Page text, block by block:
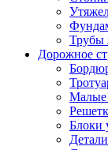
Трубы
Дорожное
Малые
Блоки